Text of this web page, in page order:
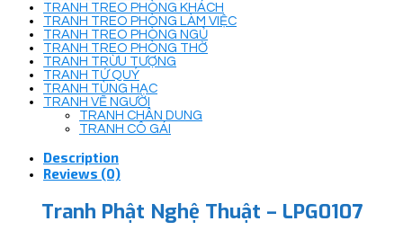
TRANH TREO PHÒNG KHÁCH
TRANH TREO PHÒNG LÀM VIỆC
TRANH TREO PHÒNG NGỦ
TRANH TREO PHÒNG THỜ
TRANH TRỪU TƯỢNG
TRANH TỨ QUÝ
TRANH TÙNG HẠC
TRANH VẼ NGƯỜI
TRANH CHÂN DUNG
TRANH CÔ GÁI
Description
Reviews (0)
Tranh Phật Nghệ Thuật – LPG0107